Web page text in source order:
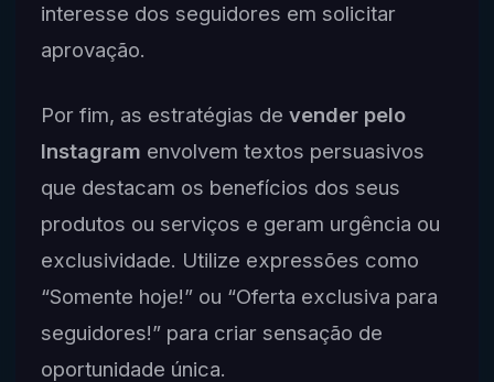
interesse dos seguidores em solicitar
aprovação.
Por fim, as estratégias de vender pelo
Instagram envolvem textos persuasivos
que destacam os benefícios dos seus
produtos ou serviços e geram urgência ou
exclusividade. Utilize expressões como
“Somente hoje!” ou “Oferta exclusiva para
seguidores!” para criar sensação de
oportunidade única.